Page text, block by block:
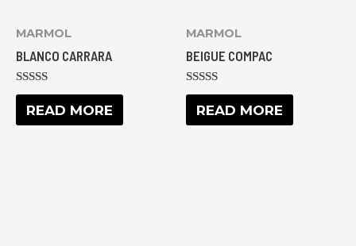
MARMOL
BLANCO CARRARA
RATED
OUT
OF
READ MORE
MARMOL
BEIGUE COMPAC
RATED
OUT
OF
READ MORE